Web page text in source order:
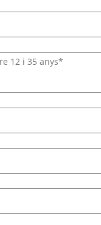
12 i 35 anys*